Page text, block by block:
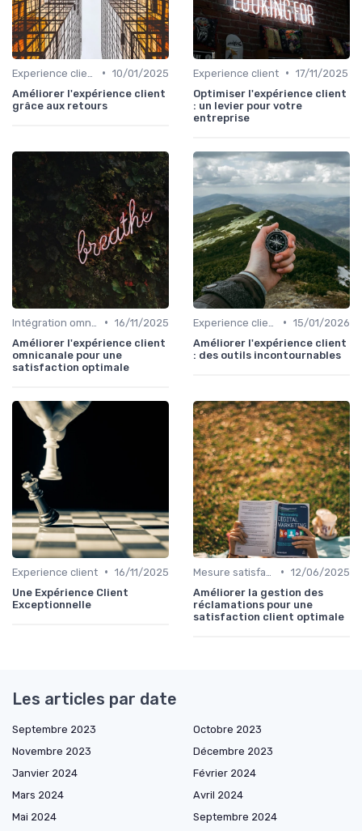
• 10/01/2025
Améliorer l'expérience client
grâce aux retours
Experience client • 17/11/2025
Optimiser l'expérience client
: un levier pour votre
entreprise
• 16/11/2025
Améliorer l'expérience client
omnicanale pour une
satisfaction optimale
• 15/01/2026
Améliorer l'expérience client
: des outils incontournables
Experience client • 16/11/2025
Une Expérience Client
Exceptionnelle
• 12/06/2025
Améliorer la gestion des
réclamations pour une
satisfaction client optimale
Les articles par date
Septembre 2023
Octobre 2023
Novembre 2023
Décembre 2023
Janvier 2024
Février 2024
Mars 2024
Avril 2024
Mai 2024
Septembre 2024